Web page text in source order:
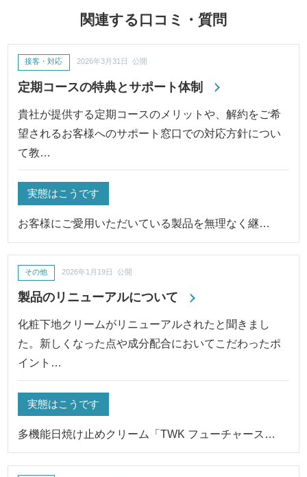
関連する口コミ・質問
定期コースの特典とサポート体制
接客・対応 2026年3月31日 公開
貴社が提供する定期コースのメリットや、解約をご希
望されるお客様へのサポート窓口での対応方針につい
て教…
実態はこうです
お客様にご愛用いただいている製品を無理なく継…
製品のリニューアルについて
その他 2026年1月19日 公開
化粧下地クリームがリニューアルされたと聞きまし
た。新しくなった点や成分配合においてこだわったポ
イント…
実態はこうです
多機能日焼け止めクリーム「TWK フューチャース…